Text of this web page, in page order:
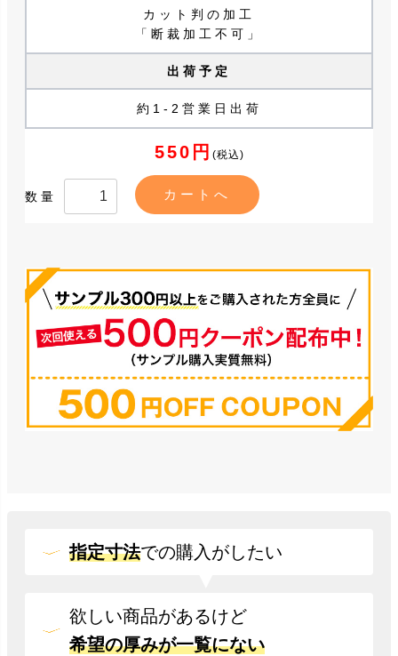
カット判の加工
「断裁加工不可」
出荷予定
約1-2営業日出荷
550円 (税込)
数量
指定寸法での購入がしたい
欲しい商品があるけど
希望の厚みが一覧にない